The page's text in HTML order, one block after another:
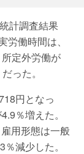
計調査結果
労働時間は、
定外労働が
った。
円となっ
％増えた。
用形態は一般
減少した。